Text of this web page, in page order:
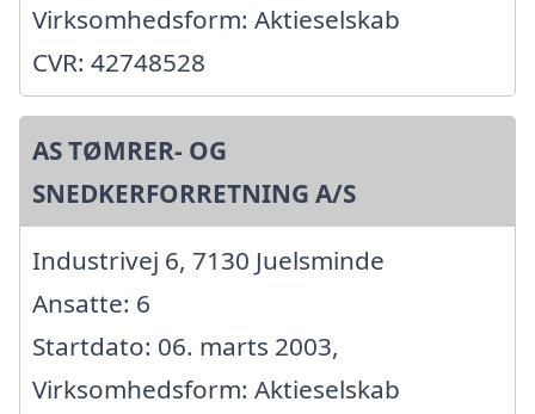
Virksomhedsform: Aktieselskab
CVR: 42748528
AS TØMRER- OG
SNEDKERFORRETNING A/S
Industrivej 6, 7130 Juelsminde
Ansatte: 6
Startdato: 06. marts 2003,
Virksomhedsform: Aktieselskab